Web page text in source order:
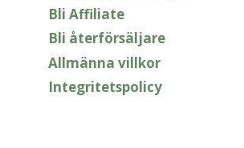
Bli Affiliate
Bli återförsäljare
Allmänna villkor
Integritetspolicy